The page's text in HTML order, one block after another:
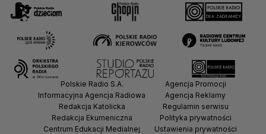
Polskie Radio S.A.
Informacyjna Agencja Radiowa
Redakcja Katolicka
Redakcja Ekumeniczna
Centrum Edukacji Medialnej
Agencja Promocji
Agencja Reklamy
Regulamin serwisu
Polityka prywatności
Ustawienia prywatności